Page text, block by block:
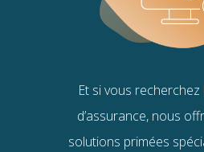
Et si vous
d’assurance, nous
solutions primées